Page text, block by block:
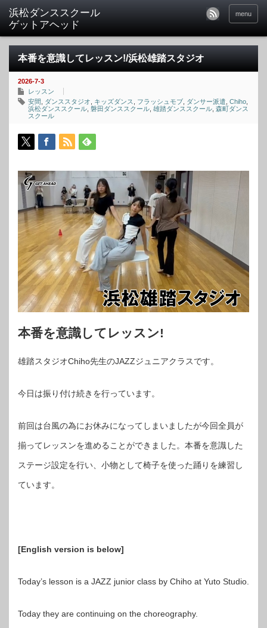
menu
本番を意識してレッスン!/浜松雄踏スタジオ
2026-7-3
レッスン
安間
ダンススタジオ キッズダンス フラッシュモブ ダンサー派遣 Chiho
浜松ダンススクール 磐田ダンススクール 雄踏ダンススクール 森町ダンス
スクール
本番を意識してレッスン!
雄踏スタジオChiho先生のJAZZジュニアクラスです。
今日は振り付け続きを行っています。
前回は台風の為にお休みになってしまいましたが今回全員が
揃ってレッスンを進めることができました。本番を意識した
ステージ設定を行い、小物として椅子を使った踊りを練習し
ています。
[English version is below]
Today’s lesson is a JAZZ junior class by Chiho at Yuto Studio.
Today they are continuing on the choreography.